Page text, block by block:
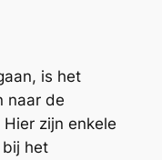
is het
naar de
Hier zijn enkele
het